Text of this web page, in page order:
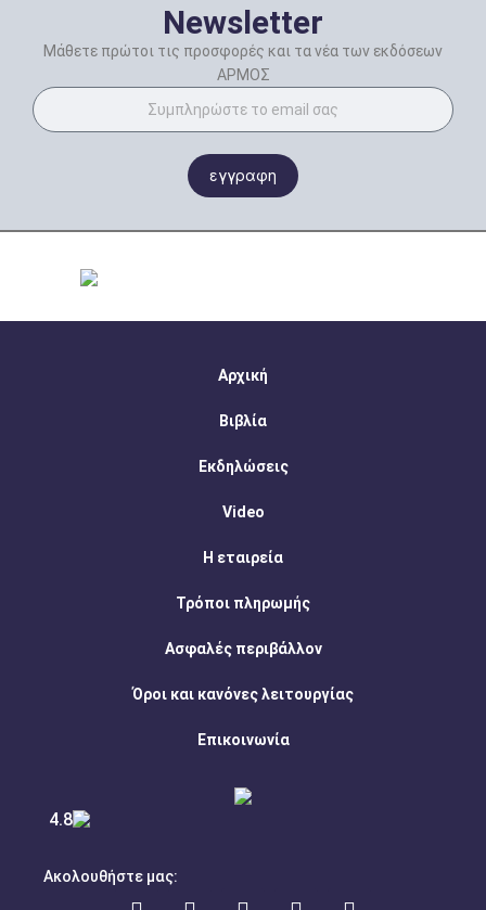
Newsletter
Μάθετε πρώτοι τις προσφορές και τα νέα των εκδόσεων
ΑΡΜΟΣ
εγγραφη
4.8
Αρχική
Βιβλία
Εκδηλώσεις
Video
Η εταιρεία
Τρόποι πληρωμής
Ασφαλές περιβάλλον
Όροι και κανόνες λειτουργίας
Επικοινωνία
Ακολουθήστε μας: